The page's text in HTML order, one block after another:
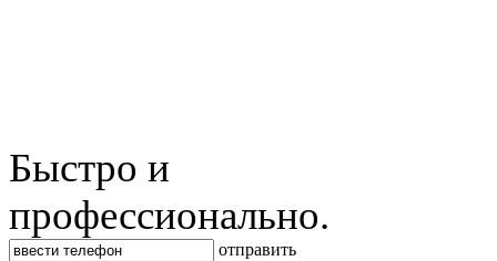
Быстро и
профессионально.
отправить